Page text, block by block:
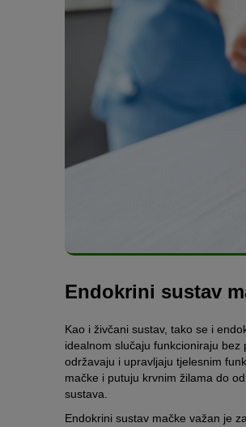
Endokrini sustav
Kao i živčani sustav, tako se i
idealnom slučaju funkcioniraju
održavaju i upravljaju tjelesnim
mačke i putuju krvnim žilama do
sustava.
Endokrini sustav mačke važan je